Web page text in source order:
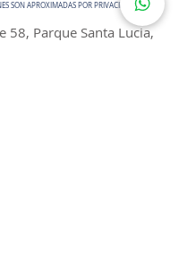
SON APROXIMADAS POR PRIVACIDAD
58, Parque Santa Lucia,